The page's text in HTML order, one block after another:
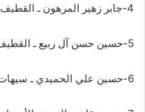
4-جابر زهير المرهون ـ القطيف
5-حسين حسن آل ربيع ـ القطيف
6-حسين علي الحميدي ـ سيهات